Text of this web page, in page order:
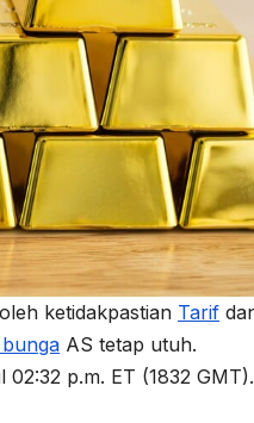
ketidakpastian Tarif
AS tetap utuh.
p.m. ET (1832